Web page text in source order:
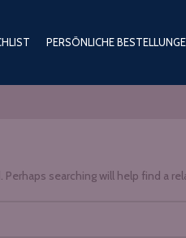
PERSÖNLICHE
searching will help find a